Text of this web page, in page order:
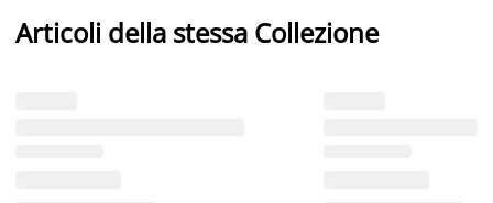
Articoli della stessa Collezione